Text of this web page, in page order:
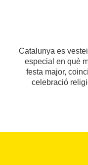
Catalunya es
especial en què
festa major,
celebració